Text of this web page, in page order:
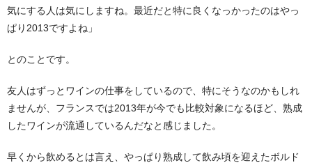
気にする人は気にしますね。最近だと特に良くなっかったのはやっ
ぱり2013ですよね」
とのことです。
友人はずっとワインの仕事をしているので、特にそうなのかもしれ
ませんが、フランスでは2013年が今でも比較対象になるほど、熟成
したワインが流通しているんだなと感じました。
早くから飲めるとは言え、やっぱり熟成して飲み頃を迎えたボルド